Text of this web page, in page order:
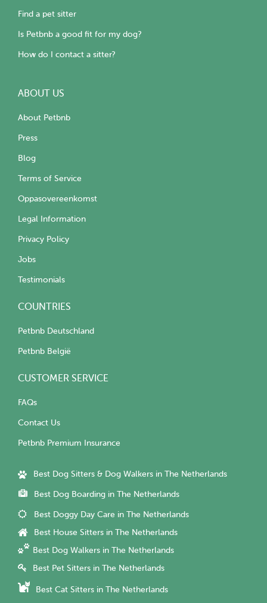
Find a pet sitter
Is Petbnb a good fit for my dog?
How do I contact a sitter?
ABOUT US
About Petbnb
Press
Blog
Terms of Service
Oppasovereenkomst
Legal Information
Privacy Policy
Jobs
Testimonials
COUNTRIES
Petbnb Deutschland
Petbnb België
CUSTOMER SERVICE
FAQs
Contact Us
Petbnb Premium Insurance
Best Dog Sitters & Dog Walkers in The Netherlands
Best Dog Boarding in The Netherlands
Best Doggy Day Care in The Netherlands
Best House Sitters in The Netherlands
Best Dog Walkers in The Netherlands
Best Pet Sitters in The Netherlands
Best Cat Sitters in The Netherlands